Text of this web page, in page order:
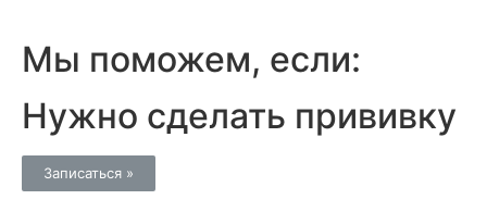
Мы поможем, если:
Нужно сделать прививку
Записаться »